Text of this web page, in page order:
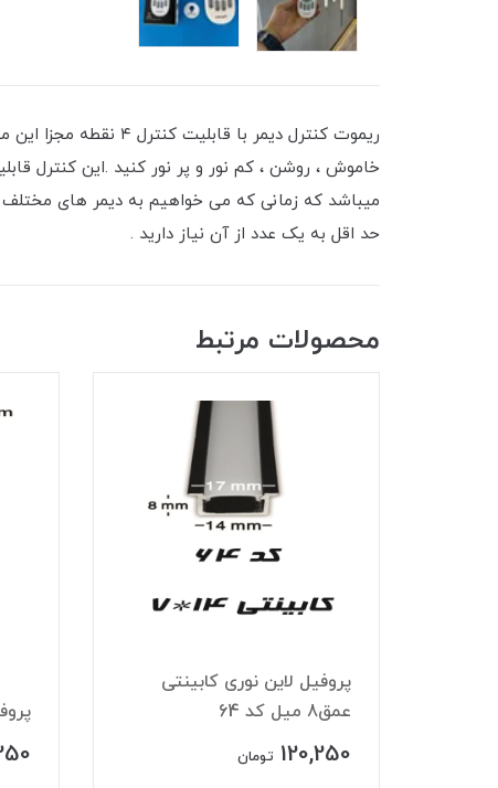
میباشد که زمانی که می خواهیم به دیمر های مختلف
حد اقل به یک عدد از آن نیاز دارید .
محصولات مرتبط
پروفیل لاین نوری کابینتی
عمق8 میل کد 64
120,250 تومان